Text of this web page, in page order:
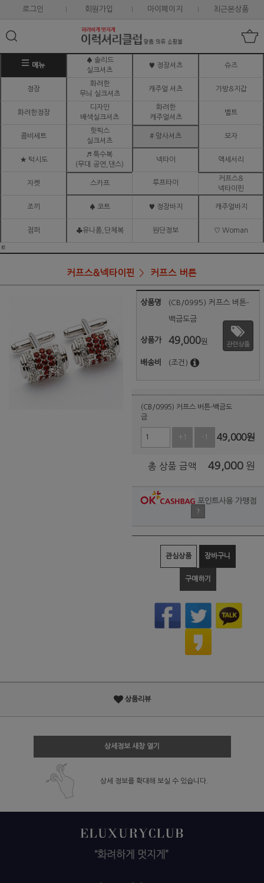
로그인 회원가입 마이페이지 최근본상품
메뉴
♠ 솔리드
실크셔츠
♥ 정장셔츠 슈즈
정장
화려한
무늬 실크셔츠
캐주얼 셔츠 가방&지갑
화려한정장
디자인
배색실크셔츠
화려한
캐주얼셔츠
벨트
콤비세트
핫픽스
실크셔츠
# 망사셔츠 모자
★ 턱시도
♬ 특수복
(무대.공연,댄스)
넥타이 액세서리
자켓 스카프 루프타이
커프스&
넥타이핀
조끼 ♠ 코트 ♥ 정장바지 캐주얼바지
점퍼 ♣유니폼,단체복 원단정보 ♡ Woman
ㅌ
커프스&넥타이핀 커프스 버튼
상품명 (CB/0995) 커프스 버튼-
백금도금
상품가 49,000원
배송비 (조건)
관련상품
(CB/0995) 커프스 버튼-백금도
금
+1 -1 49,000원
총 상품 금액 49,000 원
포인트사용 가맹점
?
관심상품 장바구니
구매하기
상품리뷰
상세정보 새창 열기
상세 정보를 확대해 보실 수 있습니다.